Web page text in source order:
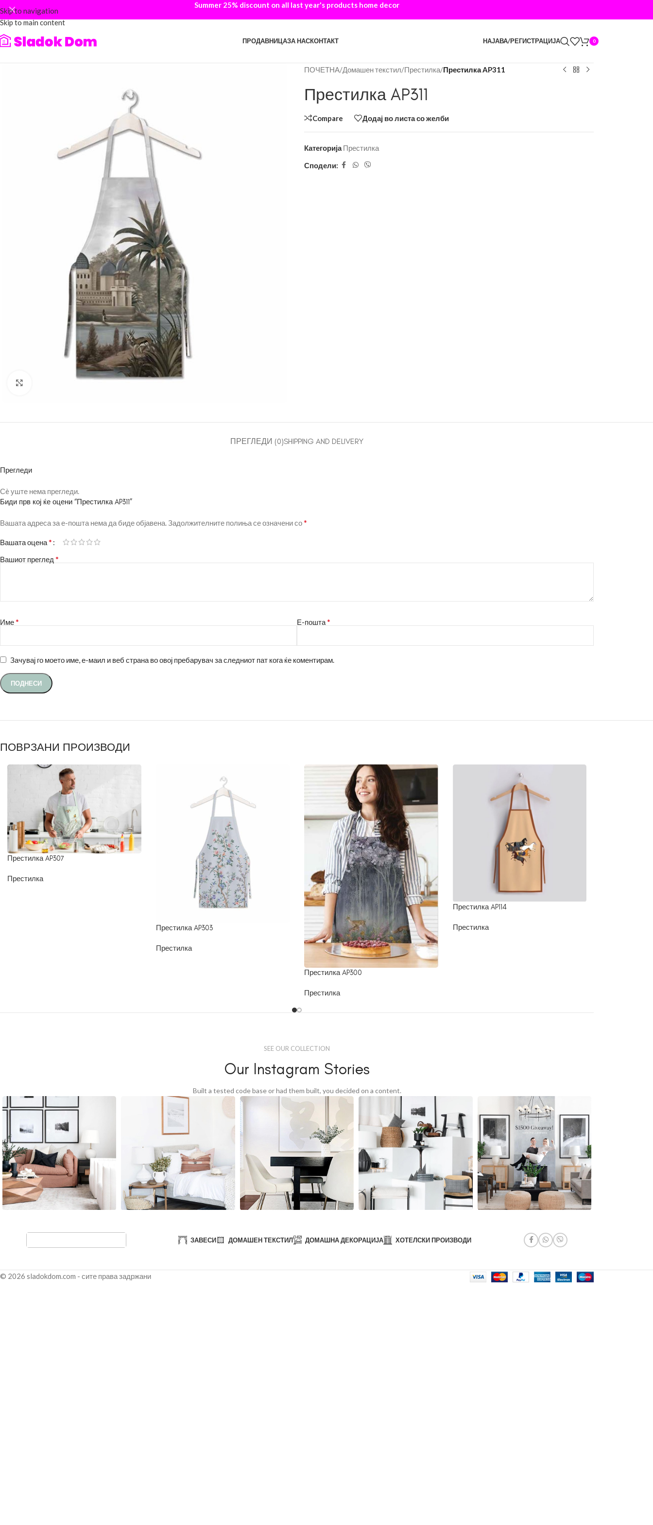
Skip to navigation
Skip to main content
Summer 25% discount on all last year's products home decor
ПРОДАВНИЦАЗА НАСКОНТАКТ НАЈАВА/РЕГИСТРАЦИЈА 0
ПОЧЕТНА/Домашен текстил/Престилка/Престилка AP311
Престилка AP311
Compare Додај во листа со желби
Категорија Престилка
Сподели:
ПРЕГЛЕДИ (0)SHIPPING AND DELIVERY
Прегледи
Сè уште нема прегледи.
Биди прв кој ќе оцени “Престилка AP311”
Вашата адреса за е-пошта нема да биде објавена. Задолжителните полиња се означени со*
Вашата оцена*
Вашиот преглед *
Име* Е-пошта*
Зачувај го моето име, е-маил и веб страна во овој пребарувач за следниот пат кога ќе коментирам.
ПОВРЗАНИ ПРОИЗВОДИ
Престилка AP307
Престилка
Престилка AP303
Престилка
Престилка AP300
Престилка
Престилка AP114
Престилка
SEE OUR COLLECTION
Our Instagram Stories
Built a tested code base or had them built, you decided on a content.
ЗАВЕСИ ДОМАШЕН ТЕКСТИЛ ДОМАШНА ДЕКОРАЦИЈА ХОТЕЛСКИ ПРОИЗВОДИ
© 2026 sladokdom.com - сите права задржани